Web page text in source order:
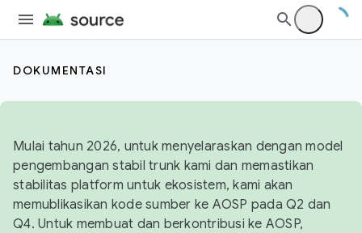
DOKUMENTASI
Mulai tahun 2026, untuk menyelaraskan dengan model
pengembangan stabil trunk kami dan memastikan
stabilitas platform untuk ekosistem, kami akan
memublikasikan kode sumber ke AOSP pada Q2 dan
Q4. Untuk membuat dan berkontribusi ke AOSP,